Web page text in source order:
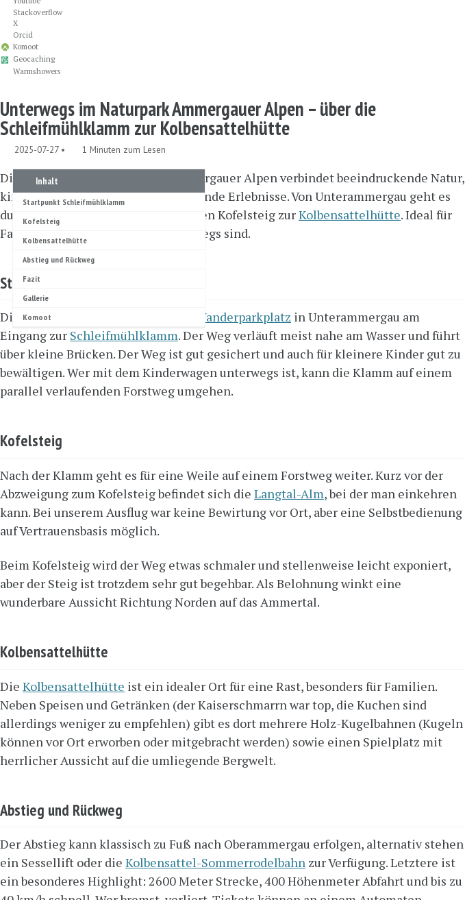
Stackoverflow
X
Orcid
Komoot
Geocaching
Warmshowers
Unterwegs im Naturpark Ammergauer Alpen – über die
Schleifmühlklamm zur Kolbensattelhütte
2025-07-27 1 Minuten zum Lesen
Inhalt
Startpunkt Schleifmühlklamm
Kofelsteig
Kolbensattelhütte
Abstieg und Rückweg
Fazit
Gallerie
Komoot
Diese Rundwanderung in den Ammergauer Alpen verbindet beeindruckende Natur,
kinderfreundliche Wege und spannende Erlebnisse. Von Unterammergau geht es
durch die
über den Kofelsteig zurKolbensattelhütte. Ideal für
Familien, die gerne draußen unterwegs sind.
Startpunkt Schleifmühlklamm
Die Wanderung beginnt auf einem Wanderparkplatz in Unterammergau am
Eingang zur Schleifmühlklamm. Der Weg verläuft meist nahe am Wasser und führt
über kleine Brücken. Der Weg ist gut gesichert und auch für kleinere Kinder gut zu
bewältigen. Wer mit dem Kinderwagen unterwegs ist, kann die Klamm auf einem
parallel verlaufenden Forstweg umgehen.
Kofelsteig
Nach der Klamm geht es für eine Weile auf einem Forstweg weiter. Kurz vor der
Abzweigung zum Kofelsteig befindet sich die Langtal-Alm, bei der man einkehren
kann. Bei unserem Ausflug war keine Bewirtung vor Ort, aber eine Selbstbedienung
auf Vertrauensbasis möglich.
Beim Kofelsteig wird der Weg etwas schmaler und stellenweise leicht exponiert,
aber der Steig ist trotzdem sehr gut begehbar. Als Belohnung winkt eine
wunderbare Aussicht Richtung Norden auf das Ammertal.
Kolbensattelhütte
Die Kolbensattelhütte ist ein idealer Ort für eine Rast, besonders für Familien.
Neben Speisen und Getränken (der Kaiserschmarrn war top, die Kuchen sind
allerdings weniger zu empfehlen) gibt es dort mehrere Holz-Kugelbahnen (Kugeln
können vor Ort erworben oder mitgebracht werden) sowie einen Spielplatz mit
herrlicher Aussicht auf die umliegende Bergwelt.
Abstieg und Rückweg
Der Abstieg kann klassisch zu Fuß nach Oberammergau erfolgen, alternativ stehen
ein Sessellift oder die Kolbensattel-Sommerrodelbahn zur Verfügung. Letztere ist
ein besonderes Highlight: 2600 Meter Strecke, 400 Höhenmeter Abfahrt und bis zu